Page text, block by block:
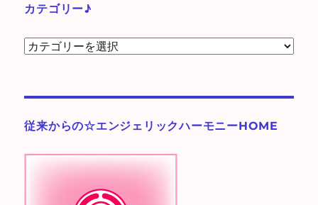
ブ
カテゴリー♪
カ
ー
従来からの☆エンジェリックハーモニーHOME